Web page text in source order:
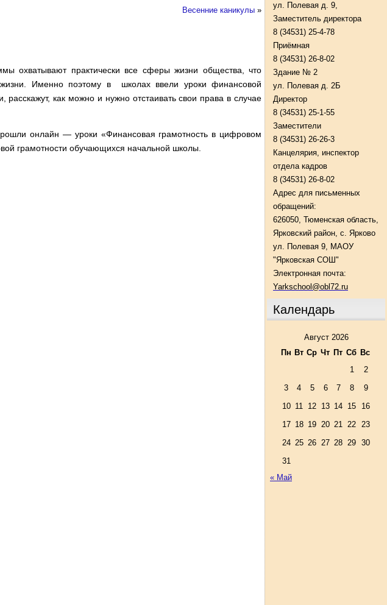
Весенние каникулы »
охватывают практически все сферы жизни общества, что
жизни. Именно поэтому в школах ввели уроки финансовой
как можно и нужно отстаивать свои права в случае
онлайн — уроки «Финансовая грамотность в цифровом
грамотности обучающихся начальной школы.
ул. Полевая д. 9,
Заместитель директора
8 (34531) 25-4-78
Приёмная
8 (34531) 26-8-02
Здание № 2
ул. Полевая д. 2Б
Директор
8 (34531) 25-1-55
Заместители
8 (34531) 26-26-3
Канцелярия, инспектор
отдела кадров
8 (34531) 26-8-02
Адрес для письменных
обращений:
626050, Тюменская область,
Ярковский район, с. Ярково
ул. Полевая 9, МАОУ
"Ярковская СОШ"
Электронная почта:
Yarkschool@obl72.ru
Календарь
Август 2026
Пн Вт Ср Чт Пт Сб Вс
1
2
3
4 5 6 7 8
9
10 11 12 13 14 15
16
17 18 19 20 21 22 23
24 25 26 27 28 29 30
31
« Май